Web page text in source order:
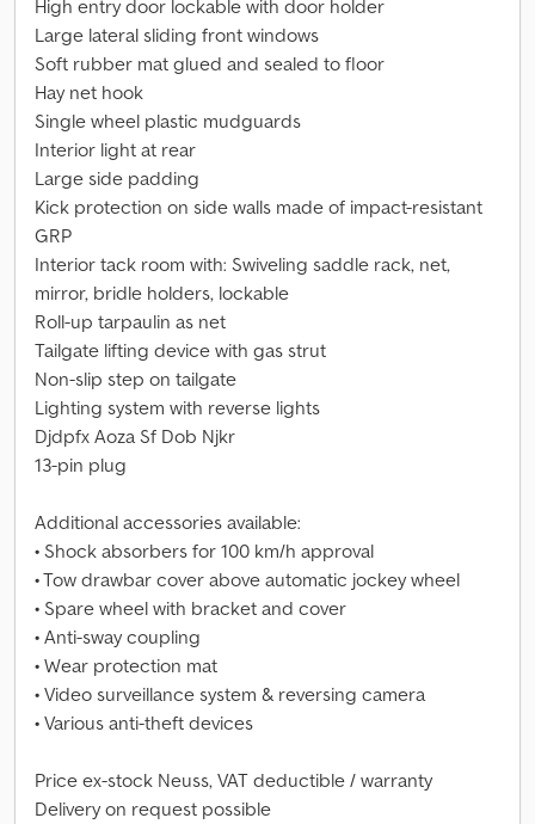
High entry door lockable with door holder
Large lateral sliding front windows
Soft rubber mat glued and sealed to floor
Hay net hook
Single wheel plastic mudguards
Interior light at rear
Large side padding
Kick protection on side walls made of impact-resistant
GRP
Interior tack room with: Swiveling saddle rack, net,
mirror, bridle holders, lockable
Roll-up tarpaulin as net
Tailgate lifting device with gas strut
Non-slip step on tailgate
Lighting system with reverse lights
Djdpfx Aoza Sf Dob Njkr
13-pin plug
Additional accessories available:
• Shock absorbers for 100 km/h approval
• Tow drawbar cover above automatic jockey wheel
• Spare wheel with bracket and cover
• Anti-sway coupling
• Wear protection mat
• Video surveillance system & reversing camera
• Various anti-theft devices
Price ex-stock Neuss, VAT deductible / warranty
Delivery on request possible